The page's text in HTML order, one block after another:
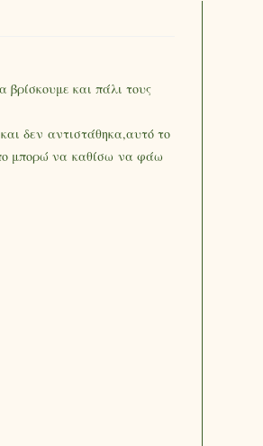
βρίσκουμε και πάλι τους
δεν αντιστάθηκα,αυτό το
μπορώ να καθίσω να φάω